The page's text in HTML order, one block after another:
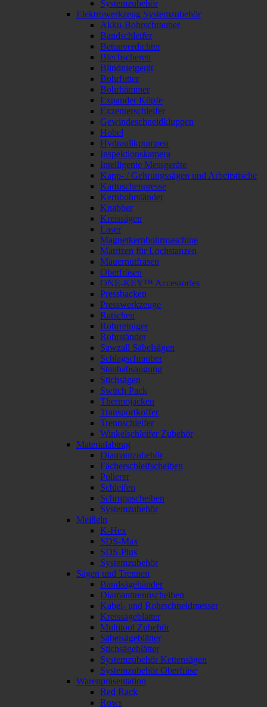
Systemzubehör
Elektrowerkzeug Systemzubehör
Akku-Bohrschrauber
Bandschleifer
Betonverdichter
Blechscheren
Blindnietgerät
Bohrfutter
Bohrhämmer
Expander Köpfe
Exzenterschleifer
Gewindeschneidkluppen
Hobel
Hydraulikpumpen
Inspektionskamera
Intelligente Messgeräte
Kapp- / Gehrungssägen und Arbeitstische
Kartuschenpresse
Kernbohrständer
Knabber
Kreissägen
Laser
Magnetkernbohrmaschine
Matrizen für Lochstanzen
Mauernutfräsen
Oberfräsen
ONE-KEY™ Accessories
Pressbacken
Presswerkzeuge
Ratschen
Rohrreiniger
Rohrständer
Sawzall Säbelsägen
Schlagschrauber
Staubabsaugung
Stichsägen
Switch Pack
Thermojacken
Transportkoffer
Trennschleifer
Winkelschleifer Zubehör
Materialabtrag
Diamantzubehör
Fächerschleifscheiben
Polierer
Schleifen
Schruppscheiben
Systemzubehör
Meißeln
K-Hex
SDS-Max
SDS-Plus
Systemzubehör
Sägen und Trennen
Bandsägebänder
Diamanttrennscheiben
Kabel- und Rohrschneidmesser
Kreissägeblätter
Multitool Zubehör
Säbelsägeblätter
Stichsägeblätter
Systemzubehör Kettensägen
Systemzubehör Oberfräse
Warenpräsentation
Red Rack
Rows